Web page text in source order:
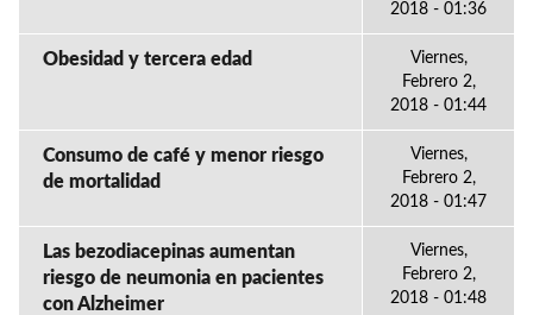
2018 - 01:36
Obesidad y tercera edad
Viernes,
Febrero 2,
2018 - 01:44
Consumo de café y menor riesgo
de mortalidad
Viernes,
Febrero 2,
2018 - 01:47
Las bezodiacepinas aumentan
riesgo de neumonia en pacientes
con Alzheimer
Viernes,
Febrero 2,
2018 - 01:48